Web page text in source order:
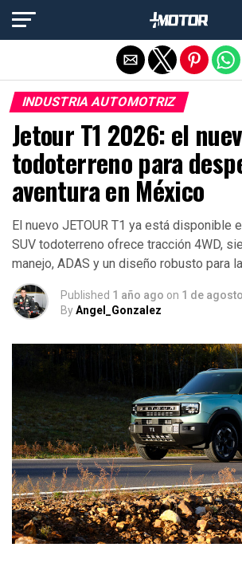
INDUSTRIA AUTOMOTRIZ
Jetour T1 2026: el
todoterreno para
aventura en México
El nuevo JETOUR T1 ya está disponible
SUV todoterreno ofrece tracción 4WD,
manejo, ADAS y un diseño robusto para
Published 1 año ago on 1 de
ByAngel_Gonzalez
Salir de la versión móvil